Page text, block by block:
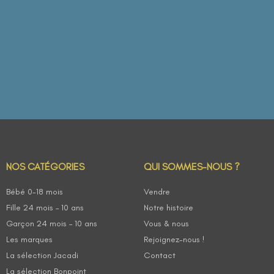
NOS CATÉGORIES
Bébé 0-18 mois
Fille 24 mois – 10 ans
Garçon 24 mois – 10 ans
Les marques
La sélection Jacadi
La sélection Bonpoint
QUI SOMMES-NOUS ?
Vendre
Notre histoire
Vous & nous
Rejoignez-nous !
Contact